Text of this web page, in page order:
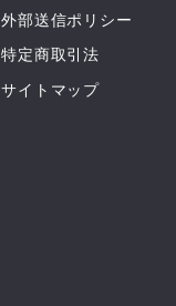
外部送信ポリシー
特定商取引法
サイトマップ